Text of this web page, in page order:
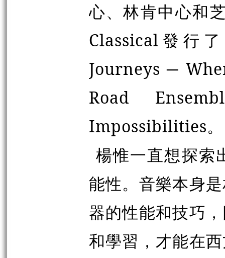
心、林肯中心和
Classical發行
Journeys ─
Road
Impossibilities。
楊惟一直想探索
能性。音樂本身
器的性能和技巧
和學習，才能在